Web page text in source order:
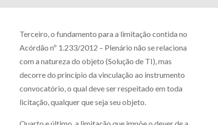
Terceiro, o fundamento para a limitação contida no
Acórdão nº 1.233/2012 – Plenário não se relaciona
com a natureza do objeto (Solução de TI), mas
decorre do princípio da vinculação ao instrumento
convocatório, o qual deve ser respeitado em toda
licitação, qualquer que seja seu objeto.